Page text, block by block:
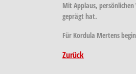
Mit Applaus,
geprägt hat.
Für Kordula Mertens
Zurück